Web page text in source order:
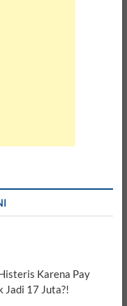
Karena Pay
Jadi 17 Juta?!